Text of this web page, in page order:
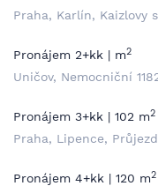
Praha, Karlín, Kaizlovy
Pronájem 2+kk | m2
Uničov, Nemocniční
Pronájem 3+kk | 102 m2
Praha, Lipence,
Pronájem 4+kk | 120 m2